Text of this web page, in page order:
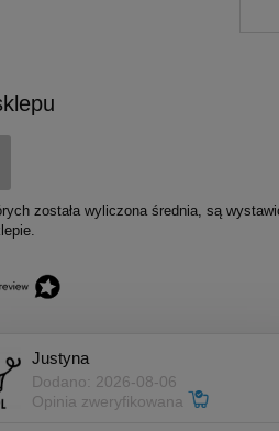
kaczką 80g
cena:9,00 zł
została wyliczona średnia, są
Justyna
Dodano: 2026-08-06
Opinia zweryfikowana